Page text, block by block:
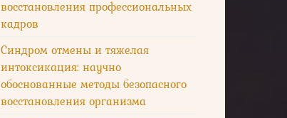
восстановления профессиональных
кадров
Синдром отмены и тяжелая
интоксикация: научно
обоснованные методы безопасного
восстановления организма